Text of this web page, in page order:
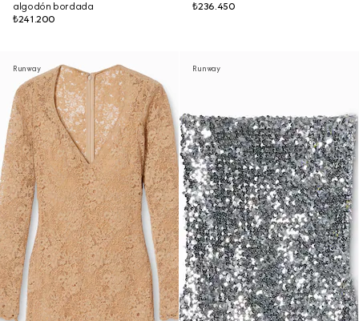
algodón bordada
₺241.200
₺236.450
Runway Runway